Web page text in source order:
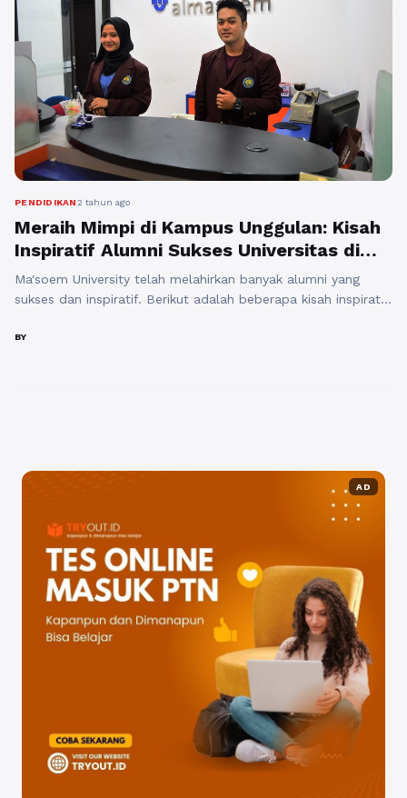
PENDIDIKAN2 tahun ago
Meraih Mimpi di Kampus Unggulan: Kisah
Inspiratif Alumni Sukses Universitas di
Bandung
Ma'soem University telah melahirkan banyak alumni yang
sukses dan inspiratif. Berikut adalah beberapa kisah inspiratif
kampus yang unggul. Sembilan Alumni Sukses
BY
AD